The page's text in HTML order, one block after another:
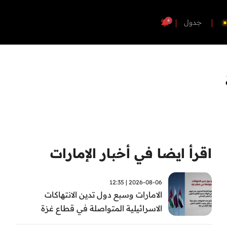
جدول 4
اقرأ ايضا في أخبار الإمارات
2026-08-06 | 12:35
الامارات وسبع دول تدين الانتهاكات
الاسرائيلية المتواصلة في قطاع غزة